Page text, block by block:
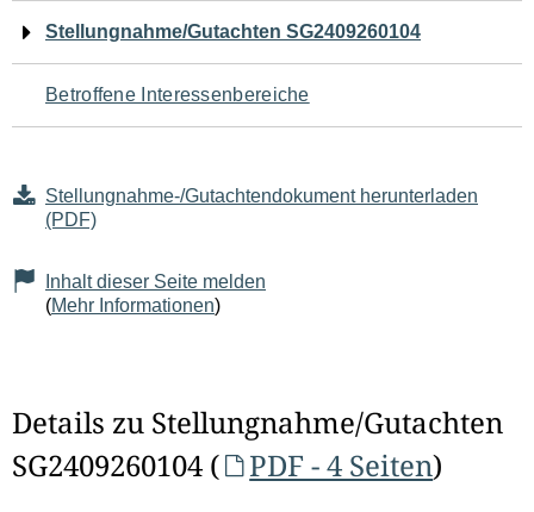
Navigation
für
den
Seiteninhalt
Stellungnahme/Gutachten SG2409260104
Betroffene Interessenbereiche
Stellungnahme-/Gutachtendokument herunterladen
(PDF)
Inhalt dieser Seite melden
(Mehr Informationen)
Details zu Stellungnahme/Gutachten
SG2409260104 (
PDF - 4 Seiten)